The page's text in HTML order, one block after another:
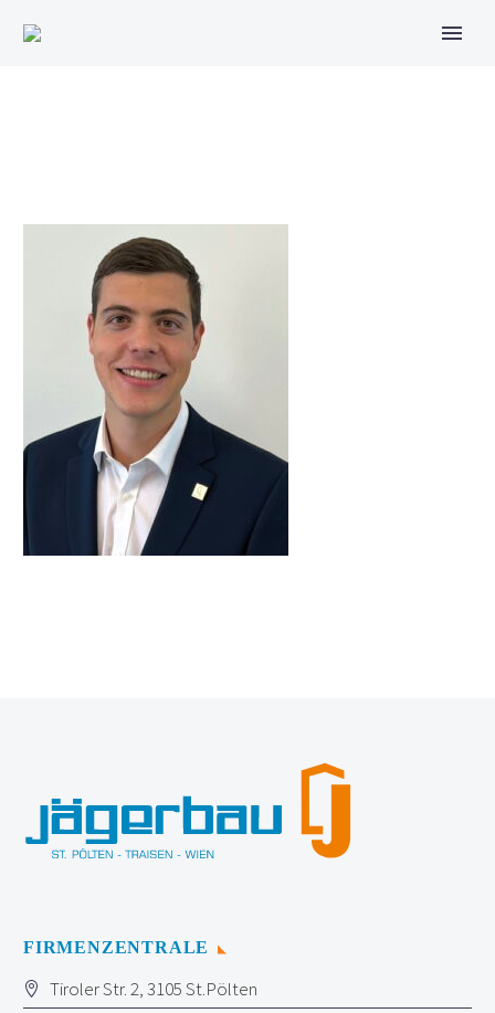
FIRMENZENTRALE
Tiroler Str. 2, 3105 St.Pölten